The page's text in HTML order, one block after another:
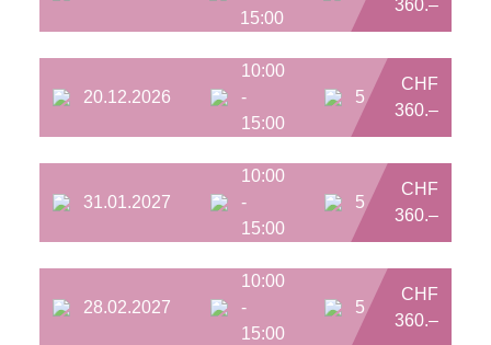
15:00
360.–
20.12.2026
10:00
-
15:00
5
CHF
360.–
31.01.2027
10:00
-
15:00
5
CHF
360.–
28.02.2027
10:00
-
15:00
5
CHF
360.–